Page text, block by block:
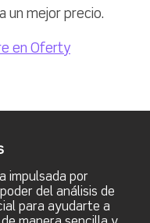
un mejor precio.
en Oferty
impulsada por
del análisis de
para ayudarte a